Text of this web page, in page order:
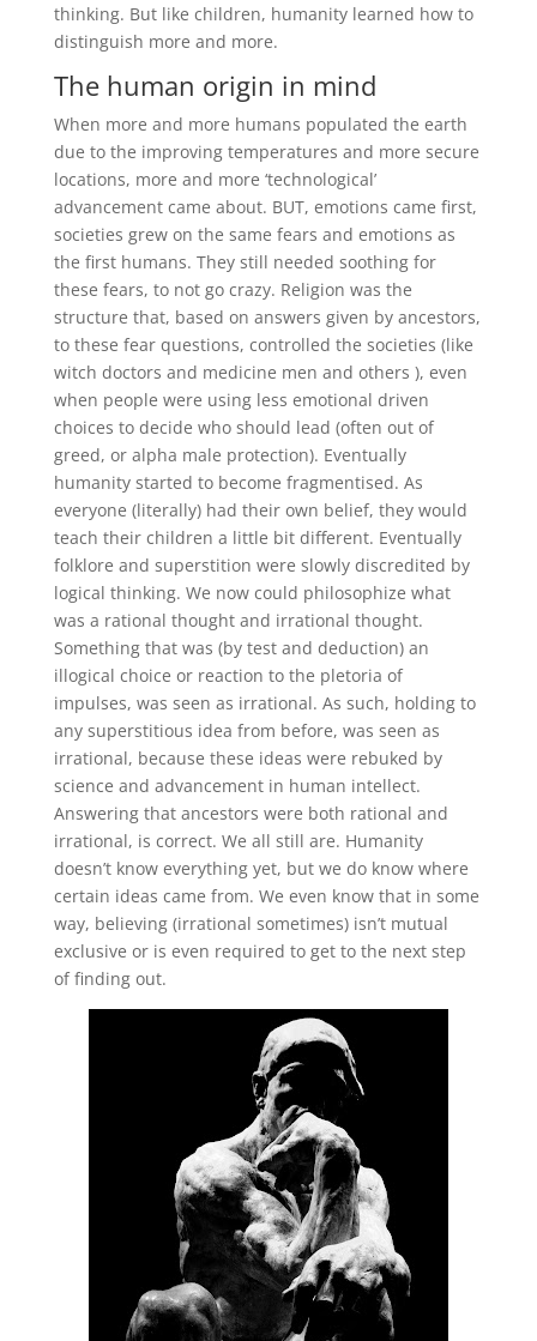
thinking. But like children, humanity learned how to
distinguish more and more.
The human origin in mind
When more and more humans populated the earth
due to the improving temperatures and more secure
locations, more and more ‘technological’
advancement came about. BUT, emotions came first,
societies grew on the same fears and emotions as
the first humans. They still needed soothing for
these fears, to not go crazy. Religion was the
structure that, based on answers given by ancestors,
to these fear questions, controlled the societies (like
witch doctors and medicine men and others ), even
when people were using less emotional driven
choices to decide who should lead (often out of
greed, or alpha male protection). Eventually
humanity started to become fragmentised. As
everyone (literally) had their own belief, they would
teach their children a little bit different. Eventually
folklore and superstition were slowly discredited by
logical thinking. We now could philosophize what
was a rational thought and irrational thought.
Something that was (by test and deduction) an
illogical choice or reaction to the pletoria of
impulses, was seen as irrational. As such, holding to
any superstitious idea from before, was seen as
irrational, because these ideas were rebuked by
science and advancement in human intellect.
Answering that ancestors were both rational and
irrational, is correct. We all still are. Humanity
doesn’t know everything yet, but we do know where
certain ideas came from. We even know that in some
way, believing (irrational sometimes) isn’t mutual
exclusive or is even required to get to the next step
of finding out.